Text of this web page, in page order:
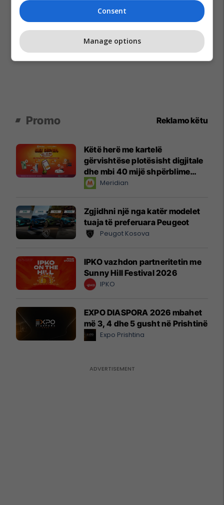
Promo Reklamo këtu
Këtë herë me kartelë
gërvishtëse plotësisht digjitale
dhe mbi 40 mijë shpërblime
instant!Meridian
Zgjidhni një nga katër modelet
tuaja të preferuara Peugeot
Peugot Kosova
IPKO vazhdon partneritetin me
Sunny Hill Festival 2026
IPKO
EXPO DIASPORA 2026 mbahet
më 3, 4 dhe 5 gusht në Prishtinë
Expo Prishtina
Consent
Manage options